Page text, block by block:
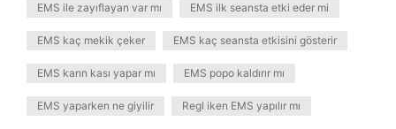
EMS ile zayıflayan var mı EMS ilk seansta etki eder mi
EMS kaç mekik çeker EMS kaç seansta etkisini gösterir
EMS karın kası yapar mı EMS popo kaldırır mı
EMS yaparken ne giyilir Regl iken EMS yapılır mı